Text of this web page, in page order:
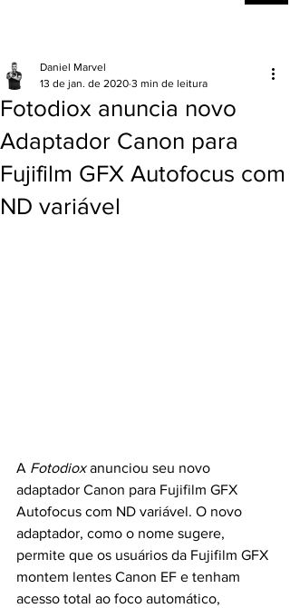
Fotodiox anuncia novo
Adaptador Canon para
Fujifilm GFX Autofocus com
ND variável
Daniel Marvel
13 de jan. de 2020 3 min de leitura
A Fotodiox anunciou seu novo
adaptador Canon para Fujifilm GFX
Autofocus com ND variável. O novo
adaptador, como o nome sugere,
permite que os usuários da Fujifilm GFX
montem lentes Canon EF e tenham
acesso total ao foco automático,